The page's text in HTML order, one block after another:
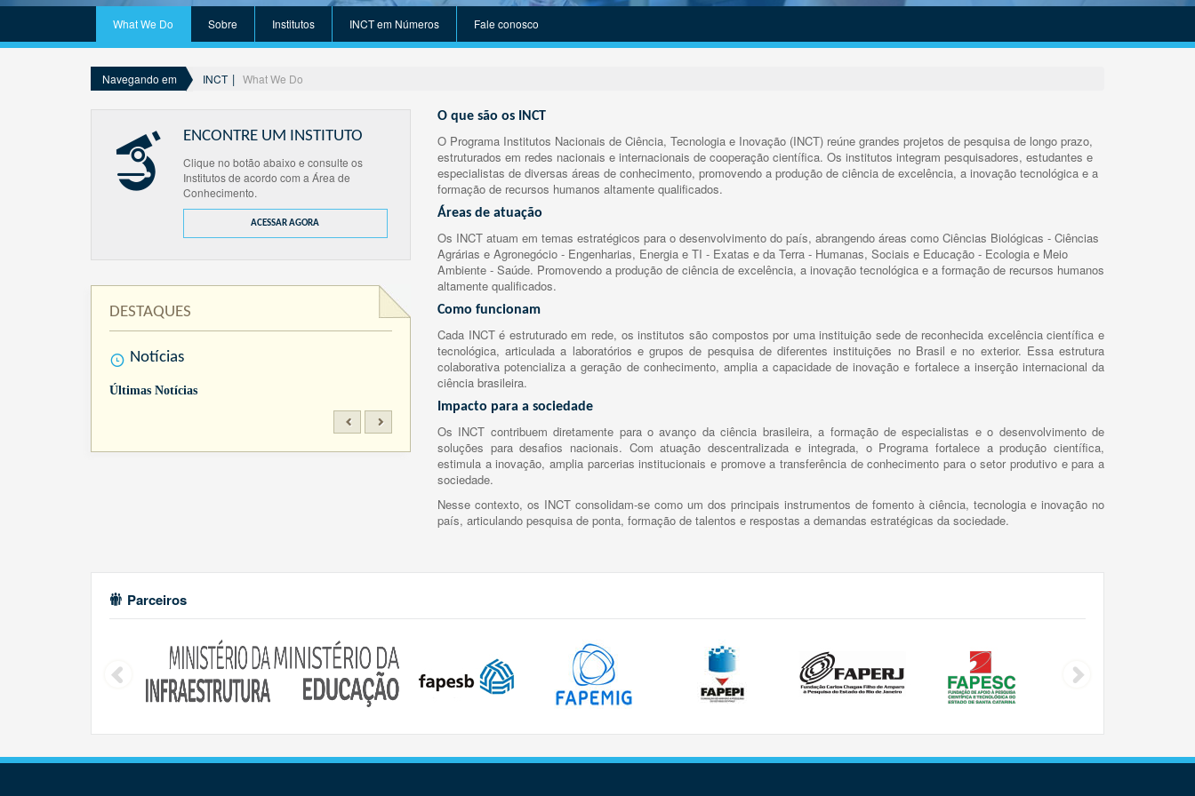
What We Do Sobre Institutos INCT em Números Fale conosco
Navegando em INCT What We Do
ENCONTRE UM INSTITUTO
Clique no botão abaixo e consulte os
Institutos de acordo com a Área de
Conhecimento.
ACESSAR AGORA
DESTAQUES
Notícias
Últimas Notícias
O que são os INCT
O Programa Institutos Nacionais de Ciência, Tecnologia e Inovação (INCT) reúne grandes projetos de pesquisa de longo prazo,
estruturados em redes nacionais e internacionais de cooperação científica. Os institutos integram pesquisadores, estudantes e
especialistas de diversas áreas de conhecimento, promovendo a produção de ciência de excelência, a inovação tecnológica e a
formação de recursos humanos altamente qualificados.
Áreas de atuação
Os INCT atuam em temas estratégicos para o desenvolvimento do país, abrangendo áreas como Ciências Biológicas - Ciências
Agrárias e Agronegócio - Engenharias, Energia e TI - Exatas e da Terra - Humanas, Sociais e Educação - Ecologia e Meio
Ambiente - Saúde. Promovendo a produção de ciência de excelência, a inovação tecnológica e a formação de recursos humanos
altamente qualificados.
Como funcionam
Cada INCT é estruturado em rede, os institutos são compostos por uma instituição sede de reconhecida excelência científica e
tecnológica, articulada a laboratórios e grupos de pesquisa de diferentes instituições no Brasil e no exterior. Essa estrutura
colaborativa potencializa a geração de conhecimento, amplia a capacidade de inovação e fortalece a inserção internacional da
ciência brasileira.
Impacto para a sociedade
Os INCT contribuem diretamente para o avanço da ciência brasileira, a formação de especialistas e o desenvolvimento de
soluções para desafios nacionais. Com atuação descentralizada e integrada, o Programa fortalece a produção científica,
estimula a inovação, amplia parcerias institucionais e promove a transferência de conhecimento para o setor produtivo e para a
sociedade.
Nesse contexto, os INCT consolidam-se como um dos principais instrumentos de fomento à ciência, tecnologia e inovação no
país, articulando pesquisa de ponta, formação de talentos e respostas a demandas estratégicas da sociedade.
Parceiros